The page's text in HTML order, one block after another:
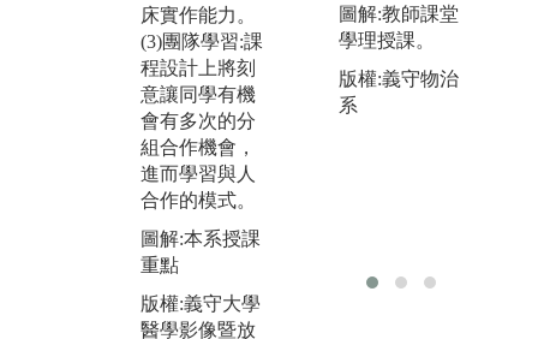
床實作能力。
(3)團隊學習:課
程設計上將刻
意讓同學有機
會有多次的分
組合作機會，
進而學習與人
合作的模式。
圖解:本系授課
重點
版權:義守大學
醫學影像暨放
用。
圖解:放射診斷
造影儀器
版權:義守大學
圖解:教師課堂
學理授課。
版權:義守物治
系